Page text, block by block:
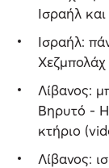
Ισραήλ
Ισραήλ:
Λίβανος:
Βηρυτό - Η
κτήριο
Λίβανος: